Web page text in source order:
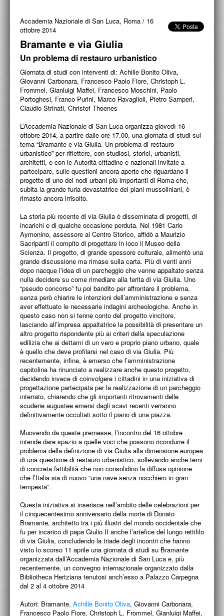
Accademia Nazionale di San Luca, Roma / 16
ottobre 2014
Bramante e via Giulia
Un problema di restauro urbanistico
Giornata di studi con interventi di: Achille Bonito Oliva,
Giovanni Carbonara, Francesco Paolo Fiore, Christoph L.
Frommel, Gianluigi Maffei, Francesco Moschini, Paolo
Portoghesi, Franco Purini, Marco Ravaglioli, Pietro Samperi,
Claudio Strinati, Christof Thoenes
L’Accademia Nazionale di San Luca organizza giovedì 16
ottobre 2014, a partire dalle ore 17.00, una giornata di studi sul
tema “Bramante e via Giulia. Un problema di restauro
urbanistico” per riflettere, con studiosi, storici, urbanisti,
architetti, e con le Autorità cittadine e nazionali invitate a
partecipare, sulle questioni ancora aperte che riguardano il
progetto di uno dei nodi urbani più importanti di Roma che,
subita la grande furia devastatrice dei piani mussoliniani, è
rimasto ancora irrisolto.
La storia più recente di via Giulia è disseminata di progetti, di
incarichi e di qualche occasione perduta. Nel 1981 Carlo
Aymonino, assessore al Centro Storico, affidò a Maurizio
Sacripanti il compito di progettare in loco il Museo della
Scienza. Il progetto, di grande spessore culturale, alimentò una
grande discussione ma rimase sulla carta. Più di venti anni
dopo nacque l’idea di un parcheggio che venne appaltato senza
nulla decidere su come rimediare alla ferita di via Giulia. Uno
“pseudo concorso” fu poi bandito per affrontare il problema,
senza però chiarire le intenzioni dell’amministrazione e senza
aver effettuato le necessarie indagini archeologiche. Anche in
questo caso non si tenne conto del progetto vincitore,
lasciando all’impresa appaltatrice la possibilità di presentare un
altro progetto rispondente più ai criteri della speculazione
edilizia che ai dettami di un vero e proprio piano urbano, quale
è quello che deve profilarsi nel caso di via Giulia. Più
recentemente, infine, è emerso che l’amministrazione
capitolina ha rinunciato a realizzare anche questo progetto,
decidendo invece di coinvolgere i cittadini in una iniziativa di
progettazione partecipata per la realizzazione di un parcheggio
interrato, chiarendo che gli importanti ritrovamenti delle
scuderie augustee emersi dagli scavi recenti verranno
definitivamente occultati sotto il piano di una piazza.
Muovendo da queste premesse, l’incontro del 16 ottobre
intende dare spazio a quelle voci che possono ricondurre il
problema della definizione di via Giulia alla dimensione europea
di una questione di restauro urbanistico, sollevando anche temi
di concreta fattibilità che non consolidino la diffusa opinione
che l’Italia sia di nuovo “una nave senza nocchiero in gran
tempesta”.
Questa iniziativa si inserisce nell’ambito delle celebrazioni per
il cinquecentesimo anniversario della morte di Donato
Bramante, architetto tra i più illustri del mondo occidentale che
fu per incarico di papa Giulio II anche l’artefice del lungo rettifilo
di via Giulia, concludendo la triade degli incontri che hanno
visto lo scorso 11 aprile una giornata di studi su Bramante
organizzata dall’Accademia Nazionale di San Luca e, più
recentemente, un convegno internazionale organizzato dalla
Bibliotheca Hertziana tenutosi anch’esso a Palazzo Carpegna
dal 2 al 4 ottobre 2014
Autori: Bramante, Achille Bonito Oliva, Giovanni Carbonara,
Francesco Paolo Fiore, Christoph L. Frommel, Gianluigi Maffei,